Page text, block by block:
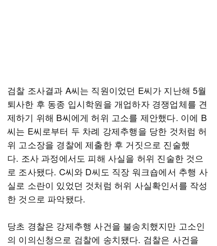
검찰 조사결과 A씨는 직원이었던 E씨가 지난해 5월
퇴사한 후 동종 입시학원을 개업하자 경쟁업체를 견
제하기 위해 B씨에게 허위 고소를 제안했다. 이에 B
씨는 E씨로부터 두 차례 강제추행을 당한 것처럼 허
위 고소장을 경찰에 제출한 후 거짓으로 진술했
다. 조사 과정에서도 피해 사실을 허위 진술한 것으
로 조사됐다. C씨와 D씨도 직장 워크숍에서 추행 사
실로 소란이 있었던 것처럼 허위 사실확인서를 작성
한 것으로 파악됐다.
당초 경찰은 강제추행 사건을 불송치했지만 고소인
의 이의신청으로 검찰에 송치됐다. 검찰은 사건을